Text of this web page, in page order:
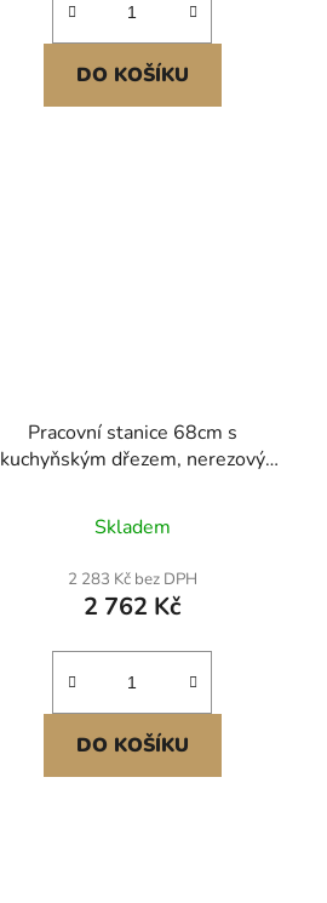
DO KOŠÍKU
Pracovní stanice 68cm s
kuchyňským dřezem, nerezový
vestavný jednodřezový umyvadlo
ve venkovském stylu s
příslušenstvím, dřez do myčky
nádobí pro karavany, přípravnou
kuchyň, prádelnu, bar
Skladem
2 283 Kč bez DPH
2 762 Kč
DO KOŠÍKU